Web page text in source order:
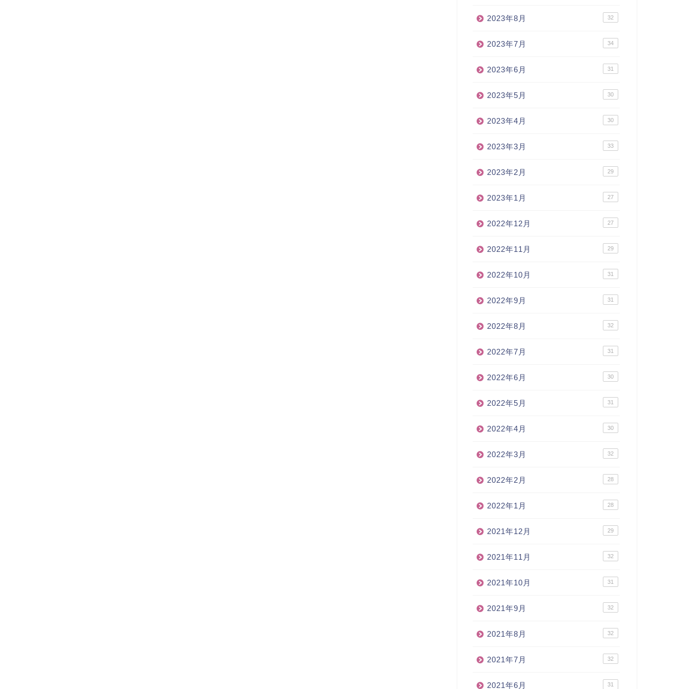
2023年8月 32
2023年7月 34
2023年6月 31
2023年5月 30
2023年4月 30
2023年3月 33
2023年2月 29
2023年1月 27
2022年12月 27
2022年11月 29
2022年10月 31
2022年9月 31
2022年8月 32
2022年7月 31
2022年6月 30
2022年5月 31
2022年4月 30
2022年3月 32
2022年2月 28
2022年1月 28
2021年12月 29
2021年11月 32
2021年10月 31
2021年9月 32
2021年8月 32
2021年7月 32
2021年6月 31